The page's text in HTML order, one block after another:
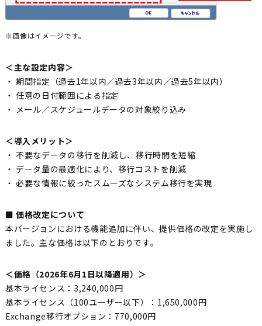
※画像はイメージです。
＜主な設定内容＞
・ 期間指定（過去1年以内／過去3年以内／過去5年以内）
・ 任意の日付範囲による指定
・ メール／スケジュールデータの対象絞り込み
＜導入メリット＞
・ 不要なデータの移行を削減し、移行時間を短縮
・ データ量の最適化により、移行コストを削減
・ 必要な情報に絞ったスムーズなシステム移行を実現
■ 価格改定について
本バージョンにおける機能追加に伴い、提供価格の改定を実施し
ました。主な価格は以下のとおりです。
＜価格（2026年6月1日以降適用）＞
基本ライセンス：3,240,000円
基本ライセンス（100ユーザー以下）：1,650,000円
Exchange移行オプション：770,000円